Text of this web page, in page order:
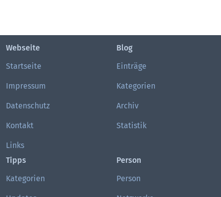
Webseite
Startseite
Impressum
Datenschutz
Kontakt
Links
Blog
Einträge
Kategorien
Archiv
Statistik
Tipps
Kategorien
Person
Person